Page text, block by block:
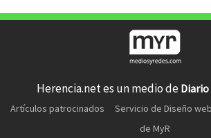
Herencia.net es un medio de
Artículos patrocinados Servicio de Diseño web
de MyR